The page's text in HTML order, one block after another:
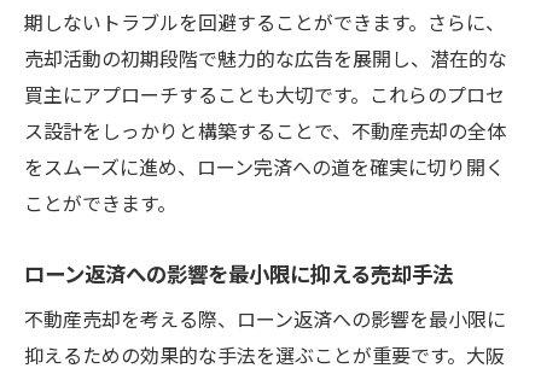
期しないトラブルを回避することができます。さらに、
売却活動の初期段階で魅力的な広告を展開し、潜在的な
買主にアプローチすることも大切です。これらのプロセ
ス設計をしっかりと構築することで、不動産売却の全体
をスムーズに進め、ローン完済への道を確実に切り開く
ことができます。
ローン返済への影響を最小限に抑える売却手法
不動産売却を考える際、ローン返済への影響を最小限に
抑えるための効果的な手法を選ぶことが重要です。大阪